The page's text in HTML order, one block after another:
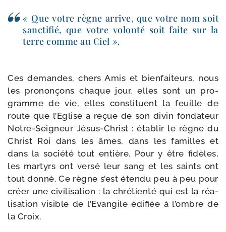
« Que votre règne arrive, que votre nom soit
sanc­ti­fié, que votre volon­té soit faite sur la
terre comme au Ciel ».
Ces demandes, chers Amis et bien­fai­teurs, nous
les pro­non­çons chaque jour, elles sont un pro­
gramme de vie, elles consti­tuent la feuille de
route que l’Eglise a reçue de son divin fon­da­teur
Notre-​Seigneur Jésus-​Christ : éta­blir le règne du
Christ Roi dans les âmes, dans les familles et
dans la socié­té tout entière. Pour y être fidèles,
les mar­tyrs ont ver­sé leur sang et les saints ont
tout don­né. Ce règne s’est éten­du peu à peu pour
créer une civi­li­sa­tion : la chré­tien­té qui est la réa­
li­sa­tion visible de l’Evangile édi­fiée à l’ombre de
la Croix.